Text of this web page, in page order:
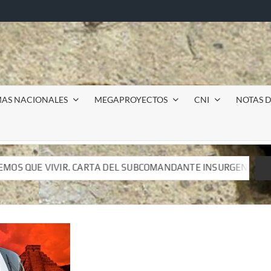
NACIONALES MEGAPROYECTOS CNI NOTAS
INSURGENTE MOISÉS A LUIS DE TAVIRA
INSURGENTE MOISÉS A LUIS DE TAVIRA